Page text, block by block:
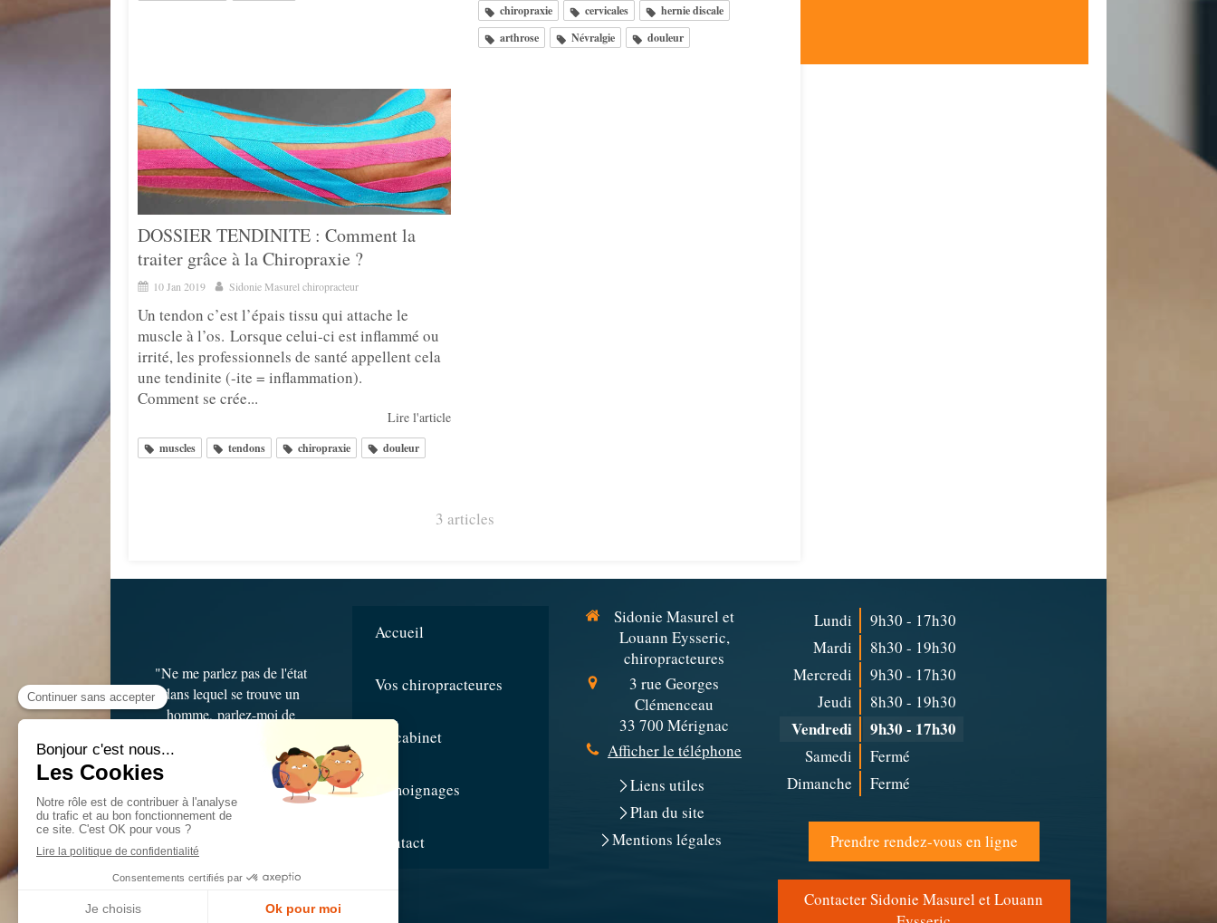
chiropraxie cervicales
hernie discale
arthrose
Névralgie douleur
DOSSIER TENDINITE : Comment la
traiter grâce à la Chiropraxie ?
10 Jan 2019 Sidonie Masurel chiropracteur
Un tendon c’est l’épais tissu qui attache le
muscle à l’os. Lorsque celui-ci est inflammé ou
irrité, les professionnels de santé appellent cela
une tendinite (-ite = inflammation).
Comment se crée...
Lire l'article
muscles tendons chiropraxie douleur
3 articles
"Ne me parlez pas de l'état
dans lequel se trouve un
homme, parlez-moi de
Accueil
Vos chiropracteures
Le cabinet
Témoignages
Contact
Sidonie Masurel et
Louann Eysseric,
chiropracteures
3 rue Georges
Clémenceau
33 700 Mérignac
Afficher le téléphone
Liens utiles
Plan du site
Mentions légales
Lundi
9h30 - 17h30
Mardi
8h30 - 19h30
Mercredi
9h30 - 17h30
Jeudi
8h30 - 19h30
Vendredi 9h30 - 17h30
Samedi
Fermé
Dimanche
Fermé
Prendre rendez-vous en ligne
Contacter Sidonie Masurel et Louann